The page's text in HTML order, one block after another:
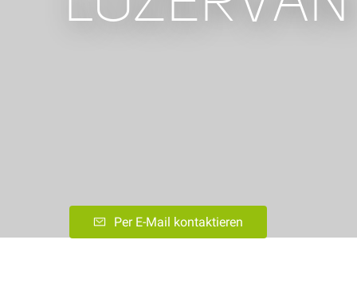
Per E-Mail kontaktieren